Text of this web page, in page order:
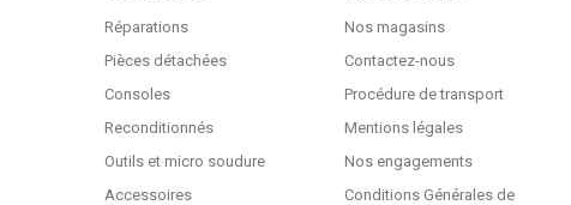
Réparations
Pièces détachées
Consoles
Reconditionnés
Outils et micro soudure
Accessoires
Nos magasins
Contactez-nous
Procédure de transport
Mentions légales
Nos engagements
Conditions Générales de